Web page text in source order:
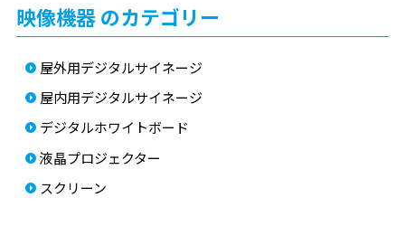
映像機器 のカテゴリー
屋外用デジタルサイネージ
屋内用デジタルサイネージ
デジタルホワイトボード
液晶プロジェクター
スクリーン